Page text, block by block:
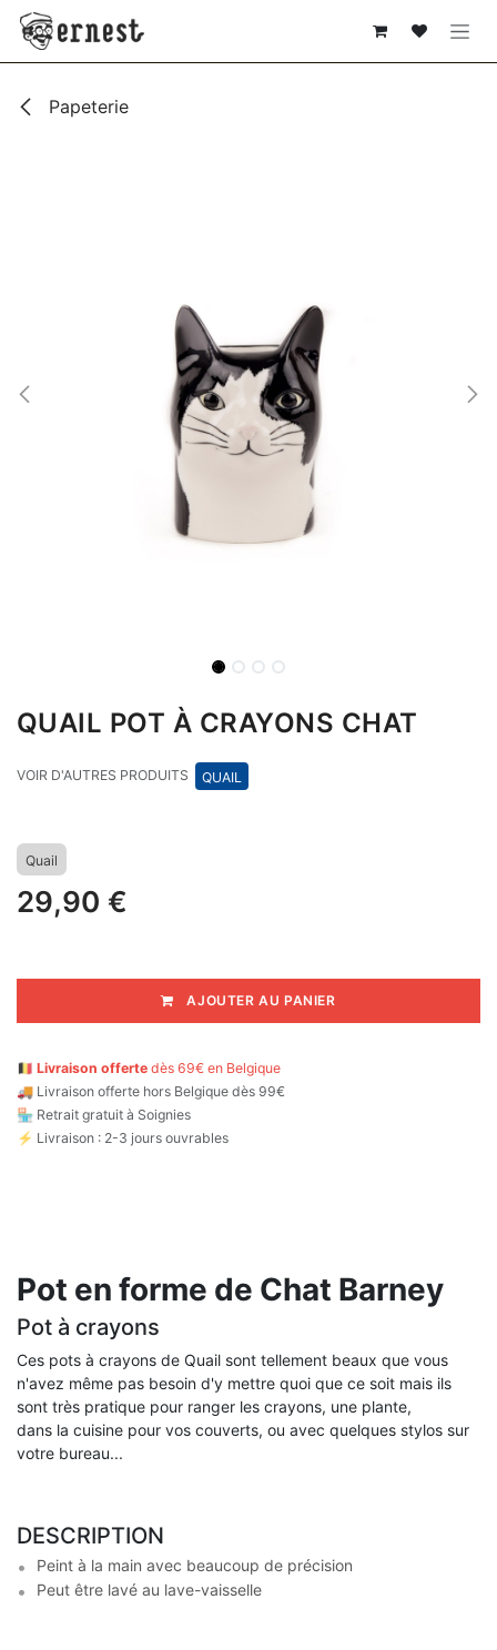
SE RENDRE AU CONTENU
Papeterie
QUAIL POT À CRAYONS CHAT
VOIR D'AUTRES PRODUITS QUAIL
Quail
29,90 €
AJOUTER AU PANIER
🇧🇪 Livraison offerte dès 69€ en Belgique
🚚 Livraison offerte hors Belgique dès 99€
🏪 Retrait gratuit à Soignies
⚡ Livraison : 2-3 jours ouvrables
Pot en forme de Chat Barney
Pot à crayons
Ces pots à crayons de Quail sont tellement beaux que vous
n'avez même pas besoin d'y mettre quoi que ce soit mais ils
sont très pratique pour ranger les crayons, une plante,
dans la cuisine pour vos couverts, ou avec quelques stylos sur
votre bureau...
DESCRIPTION
Peint à la main avec beaucoup de précision
Peut être lavé au lave-vaisselle